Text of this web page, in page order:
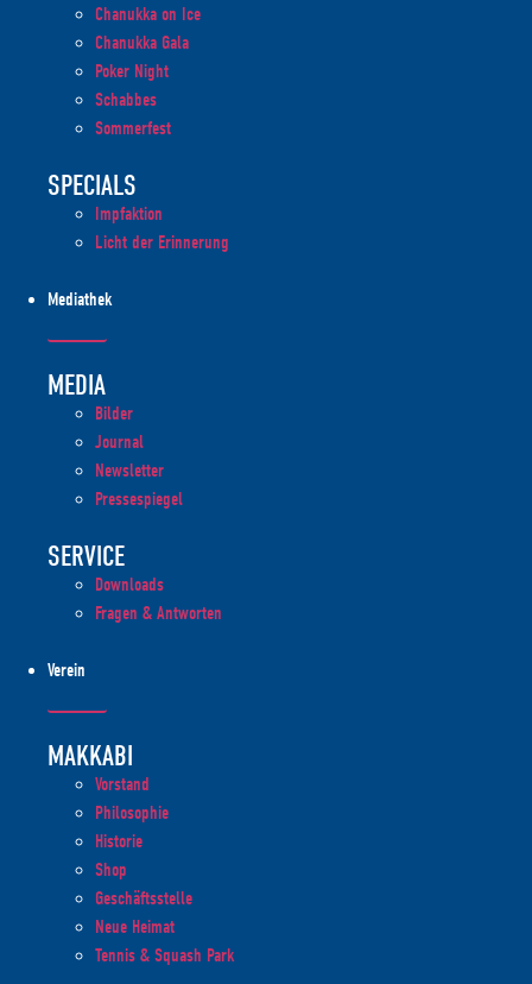
Chanukka on Ice
Chanukka Gala
Poker Night
Schabbes
Sommerfest
SPECIALS
Impfaktion
Licht der Erinnerung
Mediathek
MEDIA
Bilder
Journal
Newsletter
Pressespiegel
SERVICE
Downloads
Fragen & Antworten
Verein
MAKKABI
Vorstand
Philosophie
Historie
Shop
Geschäftsstelle
Neue Heimat
Tennis & Squash Park